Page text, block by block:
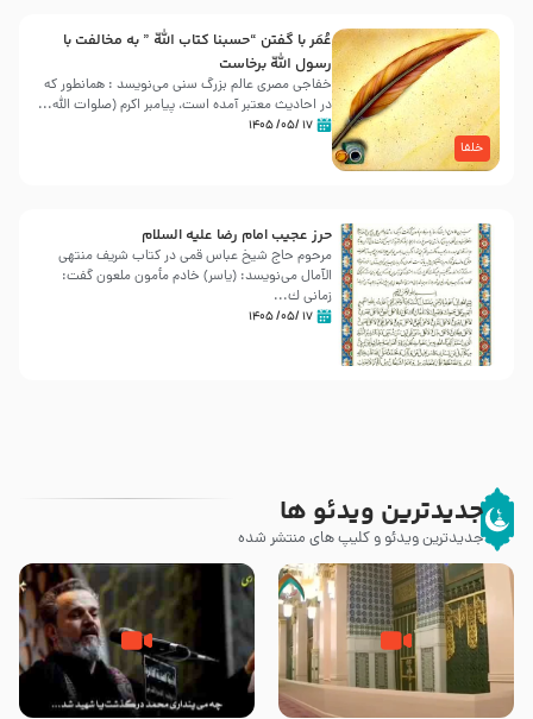
خلفا
عُمَر با گفتن “حسبنا كتاب اللّه ” به مخالفت با
رسول اللّه برخاست
خفاجی مصری عالم بزرگ سنی می‌نویسد : همانطور که
در احادیث معتبر آمده است، پیامبر اکرم (صلوات اللّه...
۱۷ /۰۵/ ۱۴۰۵
حرز عجیب امام رضا علیه السلام
مرحوم حاج شیخ عباس قمی در کتاب شریف منتهی
الآمال می‌نویسد: (ياسر) خادم مأمون ملعون گفت:
زمانى ك...
۱۷ /۰۵/ ۱۴۰۵
جدیدترین ویدئو ها
جدیدترین ویدئو و کلیپ های منتشر شده
زیارت پیامبر اکرم صلی الله علیه و
اله و سلم در مدینه به همراه
مرگ یا قتل – ملا باسم کربلایی